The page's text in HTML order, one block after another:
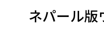
ネパール版